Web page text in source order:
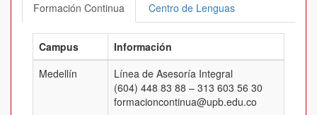
Formación Continua Centro de Lenguas
Campus
Información
Medellín
Línea de Asesoría Integral
(604) 448 83 88 – 313 603 56 30
formacioncontinua@upb.edu.co